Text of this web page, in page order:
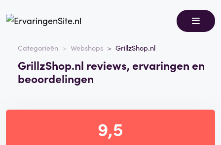
Categorieën Webshops GrillzShop.nl
GrillzShop.nl reviews, ervaringen en
beoordelingen
9,5